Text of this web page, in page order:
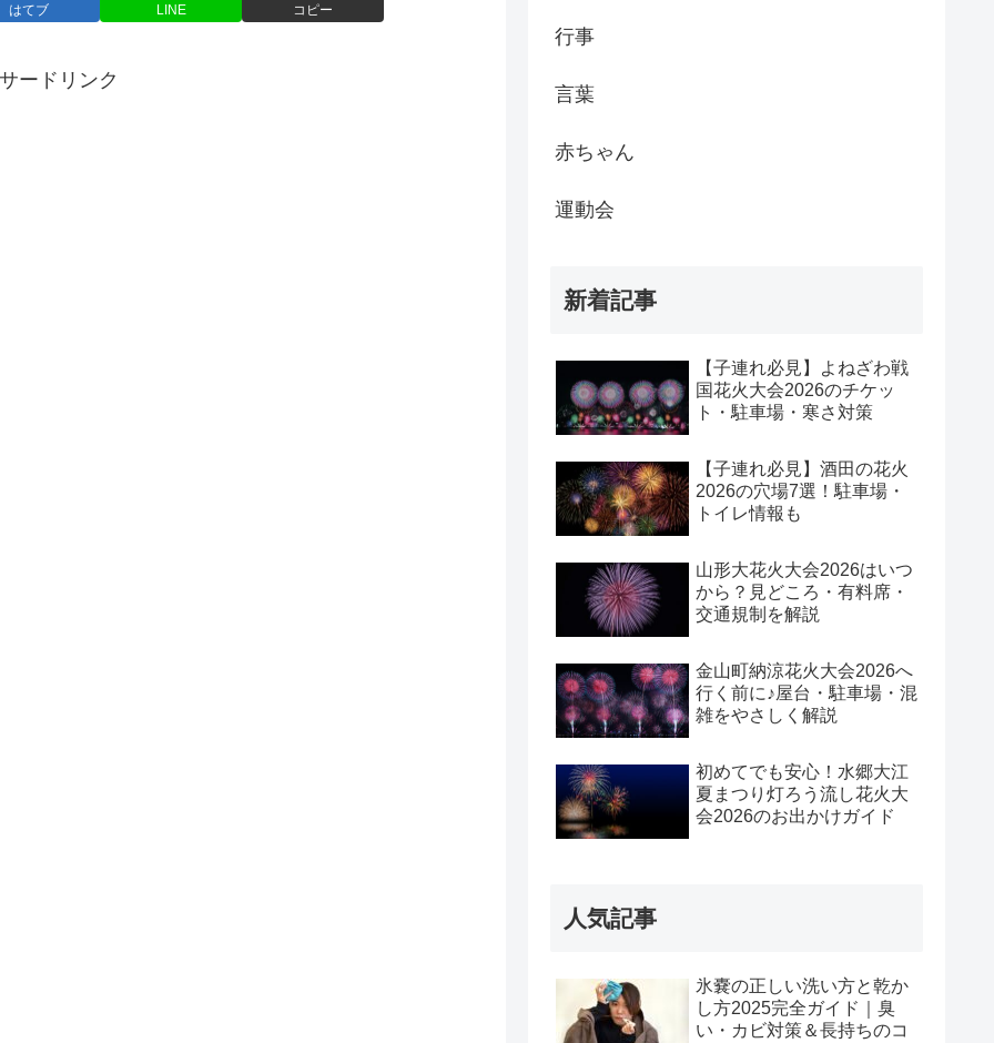
はてブ LINE コピー
ードリンク
行事
言葉
赤ちゃん
運動会
新着記事
【子連れ必見】よねざわ戦
国花火大会2026のチケッ
ト・駐車場・寒さ対策
【子連れ必見】酒田の花火
2026の穴場7選！駐車場・
トイレ情報も
山形大花火大会2026はいつ
から？見どころ・有料席・
交通規制を解説
金山町納涼花火大会2026へ
行く前に♪屋台・駐車場・混
雑をやさしく解説
初めてでも安心！水郷大江
夏まつり灯ろう流し花火大
会2026のお出かけガイド
人気記事
氷嚢の正しい洗い方と乾か
し方2025完全ガイド｜臭
い・カビ対策＆長持ちのコ